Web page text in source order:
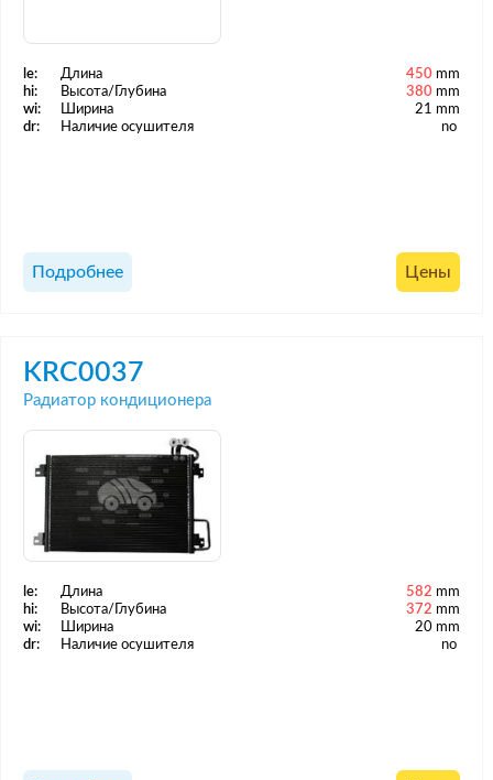
le: Длина 450 mm
hi:
Высота/Глубина 380 mm
wi:
Ширина
21 mm
dr:
Наличие осушителя no
Подробнее Цены
KRC0037
Радиатор кондиционера
le: Длина 582 mm
hi:
Высота/Глубина 372 mm
wi:
Ширина
20 mm
dr:
Наличие осушителя no